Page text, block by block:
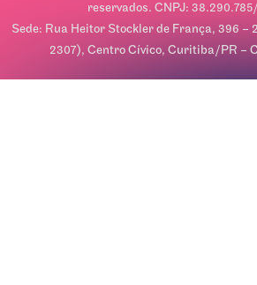
reservados. CNPJ:
Sede: Rua Heitor Stockler de França, 396 –
2307), Centro Cívico, Curitiba/PR –